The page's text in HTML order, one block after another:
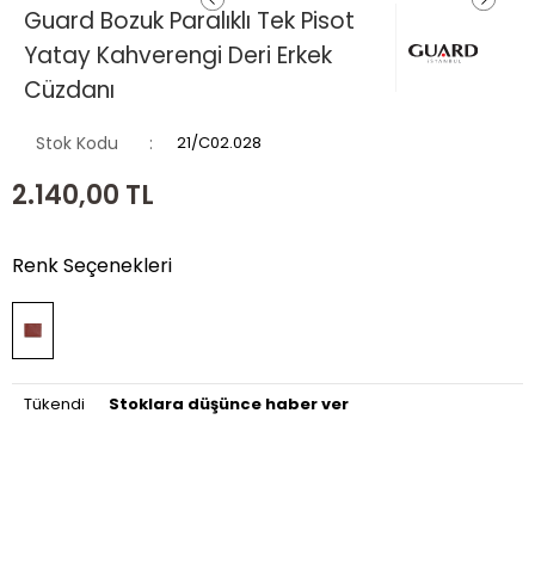
Guard Bozuk Paralıklı Tek Pisot
Yatay Kahverengi Deri Erkek
Cüzdanı
Stok Kodu 21/C02.028
2.140,00 TL
Renk Seçenekleri
Tükendi Stoklara düşünce haber ver